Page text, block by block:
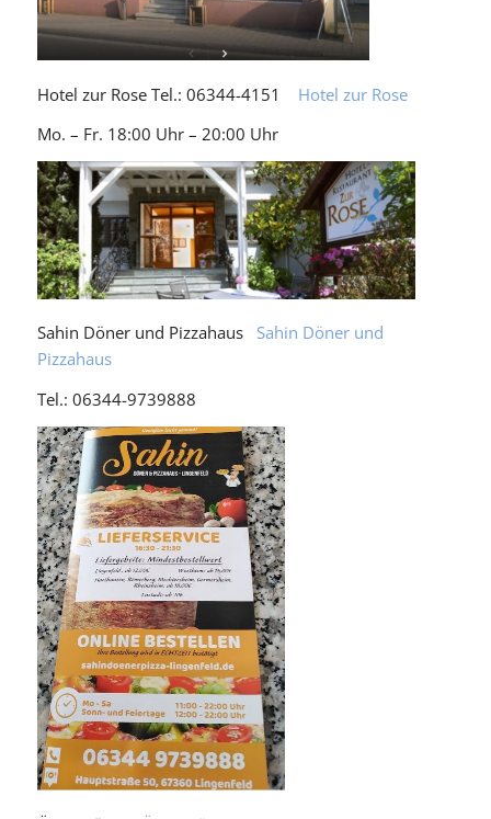
Hotel zur Rose Tel.: 06344-4151 Hotel zur Rose
Mo. – Fr. 18:00 Uhr – 20:00 Uhr
Sahin Döner und Pizzahaus Sahin Döner und
Pizzahaus
Tel.: 06344-9739888